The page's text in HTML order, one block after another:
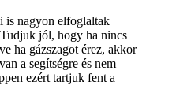
is nagyon elfoglaltak
jól, hogy ha nincs
ha gázszagot érez, akkor
a segítségre és nem
ezért tartjuk fent a